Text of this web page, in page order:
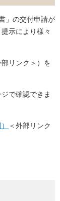
」の交付申請が
示により様々
部リンク＞ ）を
で確認できま
＜外部リンク